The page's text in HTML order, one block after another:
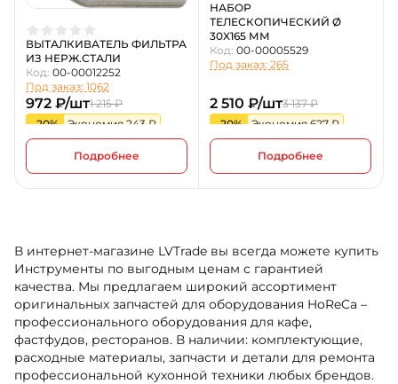
ВЫТАЛКИВАТЕЛЬ ФИЛЬТРА
ИЗ НЕРЖ.СТАЛИ
Код: 00-00012252
Под заказ: 1062
972 ₽/шт1 215 ₽
-20%
Экономия 243 ₽
Подробнее
НАБОР
ТЕЛЕСКОПИЧЕСКИЙ Ø
30X165 ММ
Код: 00-00005529
Под заказ: 265
2 510 ₽/шт3 137 ₽
-20%
Экономия 627 ₽
Подробнее
В интернет-магазине LVTrade вы всегда можете купить
Инструменты по выгодным ценам с гарантией
качества. Мы предлагаем широкий ассортимент
оригинальных запчастей для оборудования HoReCa –
профессионального оборудования для кафе,
фастфудов, ресторанов. В наличии: комплектующие,
расходные материалы, запчасти и детали для ремонта
профессиональной кухонной техники любых брендов.